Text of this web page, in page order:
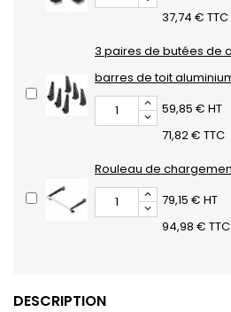
37,74 € TTC
3 paires de butées de
barres de toit
59,85 € HT
71,82 € TTC
Rouleau de
79,15 € HT
94,98 € TTC
DESCRIPTION